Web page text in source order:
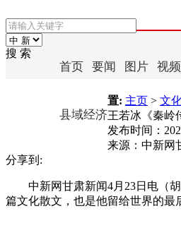
搜 索
首页 要闻 图片 视频
县域经济
置: 主页 > 文
王若冰《秦岭
发布时间：
来源： 中新网
分享到:
中新网甘肃新闻4月23日电（胡
篇文化散文，也是他留给世界的最